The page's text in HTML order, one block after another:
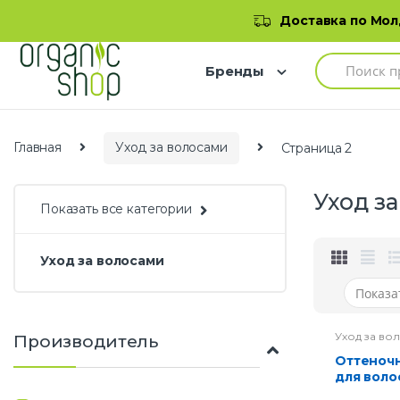
Бренды
S
e
r
f
:
Главная Уход за волосами Страница 2
Уход
Уход за
Оттеночный бальзам
для
Показать все категории
Уход за волосами
Производитель
Доставка по